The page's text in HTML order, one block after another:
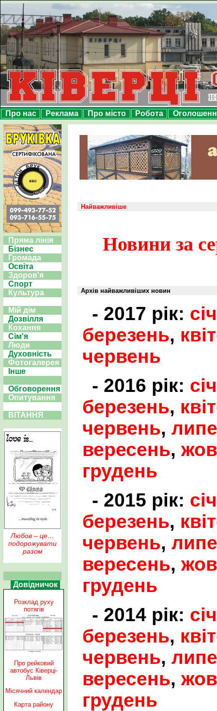
Про нас Реклама Про місто Робота
Пряма лінія
Бізнес
Громада
Освіта
Здоров'я
Спорт
Культура
Мій дім
Дозвілля
Кохання
Сім'я
Люди
Духовність
Фотогалерея
Інше
Обговорення
Опитування
ВІТАННЯ
Любов – це…
подорожувати
разом
Довідничок
Розклад руху
потягів
Про рейковий
автобус Ківерці-
Львів
Місячний календар
Карта району
Найважливіше
Новини за
Архів найважливіших новин
- 2017 рік:
березень,
червень
- 2016 рік:
березень,
червень,
вересень,
грудень
- 2015 рік:
березень,
червень,
вересень,
грудень
- 2014 рік:
березень,
червень,
вересень,
грудень